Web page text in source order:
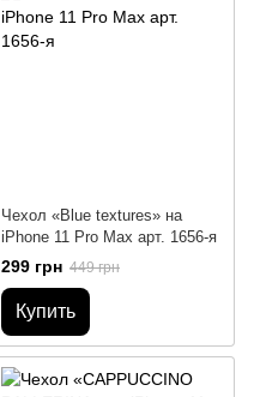
Чехол «Вlue textures» на
iPhone 11 Pro Max арт. 1656-я
299 грн 449 грн
Купить